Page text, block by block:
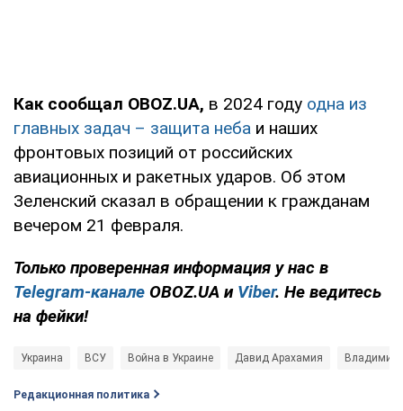
Как сообщал OBOZ.UA, в 2024 году одна из
главных задач – защита неба и наших
фронтовых позиций от российских
авиационных и ракетных ударов. Об этом
Зеленский сказал в обращении к гражданам
вечером 21 февраля.
Только проверенная информация у нас в
Telegram-канале OBOZ.UA и Viber. Не ведитесь
на фейки!
Украина ВСУ Война в Украине Давид Арахамия Владимир
Редакционная политика